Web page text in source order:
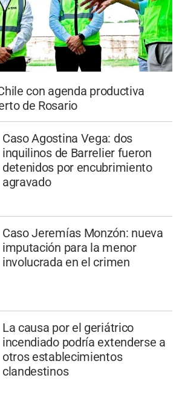
con agenda productiva
de Rosario
Caso Agostina Vega: dos
inquilinos de Barrelier fueron
detenidos por encubrimiento
agravado
Caso Jeremías Monzón: nueva
imputación para la menor
involucrada en el crimen
La causa por el geriátrico
incendiado podría extenderse a
otros establecimientos
clandestinos